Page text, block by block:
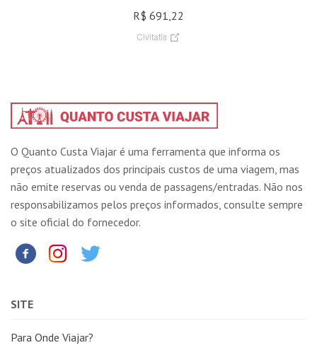
R$ 691,22
Civitatis
O Quanto Custa Viajar é uma ferramenta que informa os
preços atualizados dos principais custos de uma viagem, mas
não emite reservas ou venda de passagens/entradas. Não nos
responsabilizamos pelos preços informados, consulte sempre
o site oficial do fornecedor.
SITE
Para Onde Viajar?